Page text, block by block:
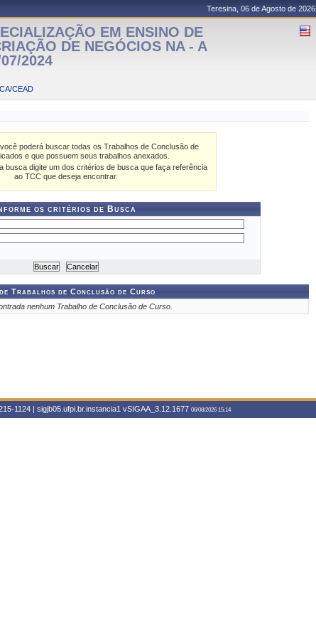
Teresina, 06 de Agosto de 2026
EM ENSINO DE
DE NEGÓCIOS NA - A
2024
CEAD
poderá buscar todas os Trabalhos de Conclusão de
e que possuem seus trabalhos anexados.
busca digite um dos critérios de busca que faça referência
ao TCC que deseja encontrar.
os critérios de Busca
Trabalhos de Conclusão de Curso
nenhum Trabalho de Conclusão de Curso.
1124 | sigjb05.ufpi.br.instancia1 vSIGAA_3.12.1677 06/08/2026 15:14